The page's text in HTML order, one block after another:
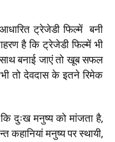
आधारित ट्रेजेडी फिल्में बनी
है कि ट्रेजेडी फिल्में भी
बनाई जाएं तो खूब सफल
तो देवदास के इतने रिमेक
दुःख मनुष्य को मांजता है,
कहानियां मनुष्य पर स्थायी,